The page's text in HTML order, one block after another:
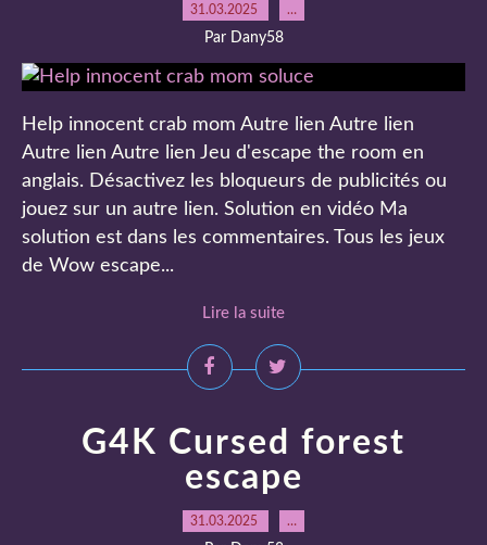
31.03.2025 …
Par Dany58
Help innocent crab mom Autre lien Autre lien
Autre lien Autre lien Jeu d'escape the room en
anglais. Désactivez les bloqueurs de publicités ou
jouez sur un autre lien. Solution en vidéo Ma
solution est dans les commentaires. Tous les jeux
de Wow escape...
Lire la suite
G4K Cursed forest
escape
31.03.2025 …